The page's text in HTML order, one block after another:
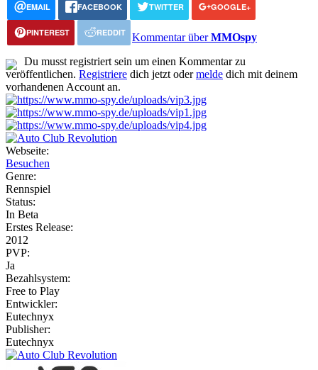
EMAIL FACEBOOK TWITTER GOOGLE+
PINTEREST REDDIT Kommentar überMMOspy
Du musst registriert sein um einen Kommentar zu
veröffentlichen. Registriere dich jetzt odermelde dich mit deinem
vorhandenen Account an.
Webseite:
Besuchen
Genre:
Rennspiel
Status:
In Beta
Erstes Release:
2012
PVP:
Ja
Bezahlsystem:
Free to Play
Entwickler:
Eutechnyx
Publisher:
Eutechnyx